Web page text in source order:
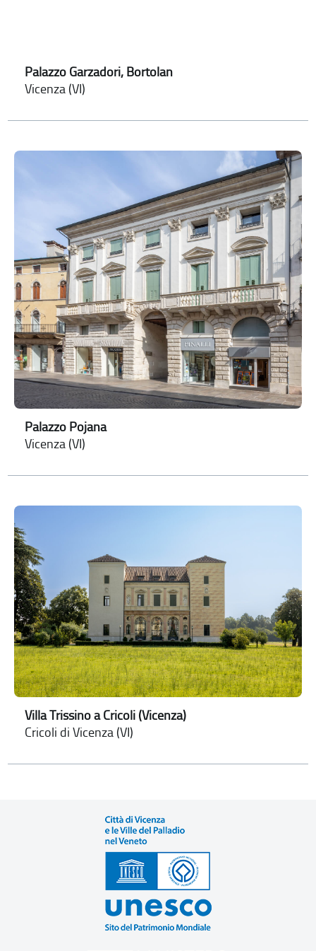
Palazzo Garzadori, Bortolan
Vicenza (VI)
Palazzo Pojana
Vicenza (VI)
Villa Trissino a Cricoli (Vicenza)
Cricoli di Vicenza (VI)